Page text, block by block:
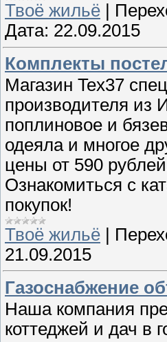
Твоё жильё
Дата: 22.09.2015
Комплекты
Магазин Tex37
производителя из
поплиновое и
одеяла и многое
цены от 590
Ознакомиться с
покупок!
Твоё жильё
21.09.2015
Газоснабжение
Наша компания
коттеджей и дач в